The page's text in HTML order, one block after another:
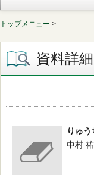
トップメニュー >
資料詳細
りゅ
中村